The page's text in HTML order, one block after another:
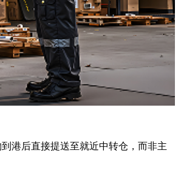
港后直接提送至就近中转仓，而非主